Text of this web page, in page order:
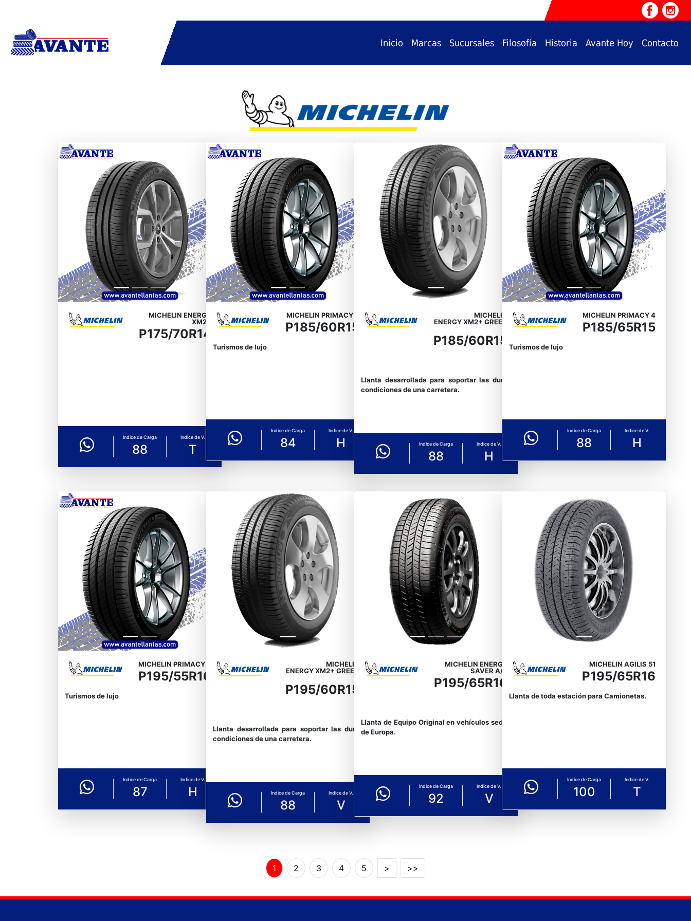
Inicio Marcas Sucursales Filosofía Historia Avante Hoy Contacto
Previous
MICHELIN ENERGY
XM2+
P175/70R14
Indice de Carga
88
Indice de V.
T
Previous
MICHELIN PRIMACY 4
P185/60R15
Turismos de lujo
Indice de Carga
84
Indice de V.
H
Previous
MICHELIN
ENERGY XM2+ GREEN
P185/60R15
Llanta desarrollada para soportar las duras
condiciones de una carretera.
Indice de Carga
88
Indice de V.
H
Previous Next
MICHELIN PRIMACY 4
P185/65R15
Turismos de lujo
Indice de Carga
88
Indice de V.
H
Previous
MICHELIN PRIMACY 4
P195/55R16
Turismos de lujo
Indice de Carga
87
Indice de V.
H
Previous
MICHELIN
ENERGY XM2+ GREEN
P195/60R15
Llanta desarrollada para soportar las duras
condiciones de una carretera.
Indice de Carga
88
Indice de V.
V
Previous
MICHELIN ENERGY
SAVER A/S
P195/65R16
Llanta de Equipo Original en vehículos sedán
de Europa.
Indice de Carga
92
Indice de V.
V
Previous
MICHELIN AGILIS 51
P195/65R16
Llanta de toda estación para Camionetas.
Indice de Carga
100
Indice de V.
T
1 2 3 4 5 > >>